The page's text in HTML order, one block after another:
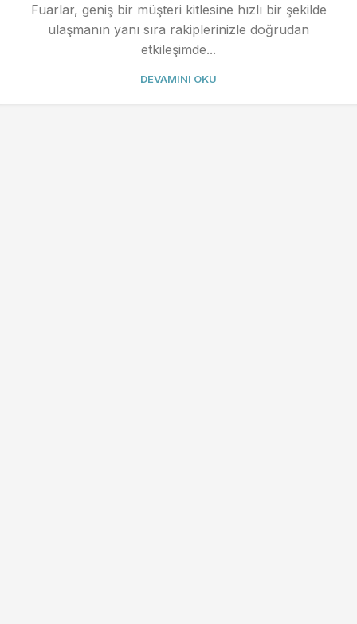
Fuarlar, geniş bir müşteri kitlesine hızlı bir şekilde
ulaşmanın yanı sıra rakiplerinizle doğrudan
etkileşimde...
DEVAMINI OKU